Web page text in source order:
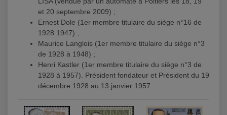
et 20 septembre 2009) ;
Ernest Dole (1er membre titulaire du siège n°16 de
1928 1947) ;
Maurice Langlois (1er membre titulaire du siège n°3
de 1928 à 1948) ;
Henri Kastler (1er membre titulaire du siège n°3 de
1928 à 1957). Président fondateur et Président du 19
décembre 1928 au 13 janvier 1957.